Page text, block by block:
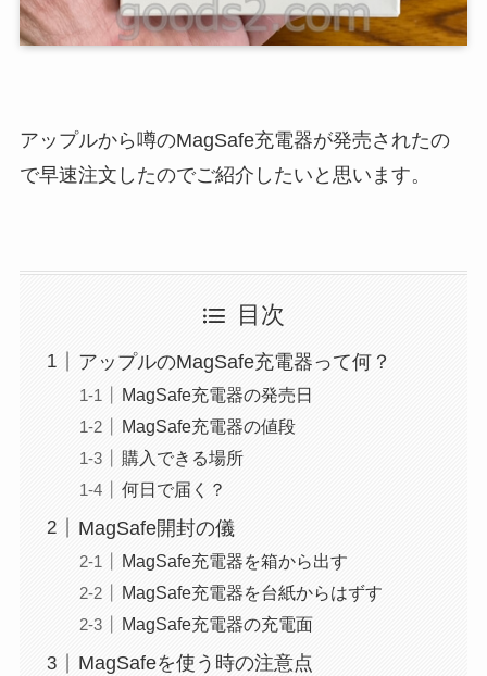
アップルから噂のMagSafe充電器が発売されたの
で早速注文したのでご紹介したいと思います。
目次
アップルのMagSafe充電器って何？
MagSafe充電器の発売日
MagSafe充電器の値段
購入できる場所
何日で届く？
MagSafe開封の儀
MagSafe充電器を箱から出す
MagSafe充電器を台紙からはずす
MagSafe充電器の充電面
MagSafeを使う時の注意点